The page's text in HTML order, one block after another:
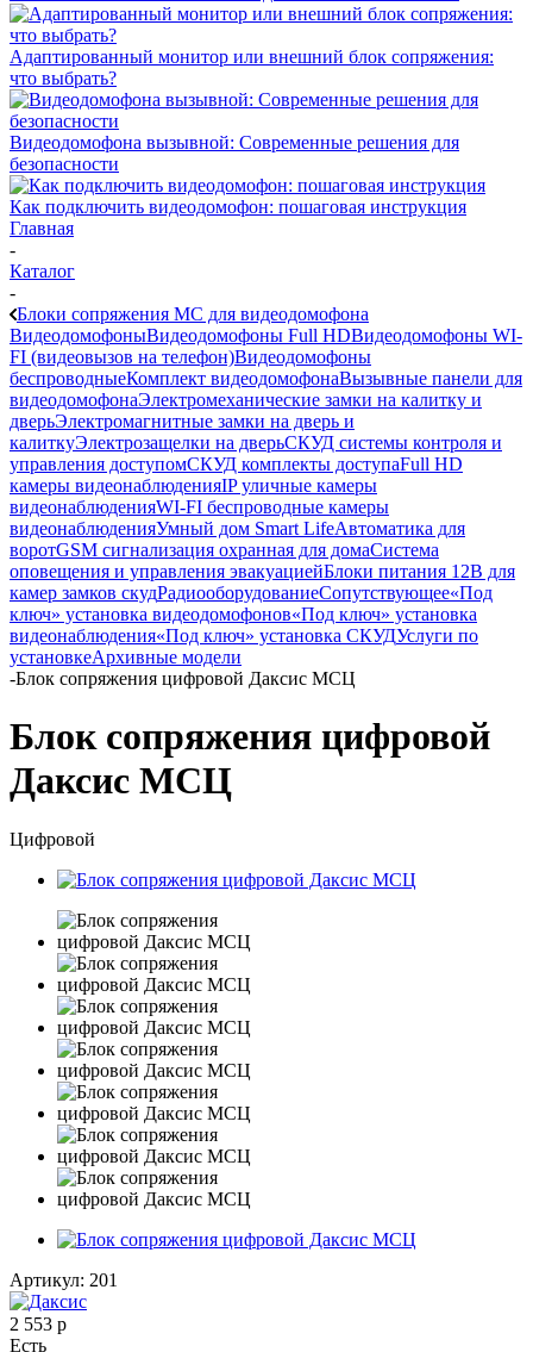
Адаптированный монитор или внешний блок сопряжения:
что выбрать?
Видеодомофона вызывной: Современные решения для
безопасности
Как подключить видеодомофон: пошаговая инструкция
Главная
-
Каталог
-
Блоки сопряжения МС для видеодомофона
ВидеодомофоныВидеодомофоны Full HDВидеодомофоны WI-
FI (видеовызов на телефон)Видеодомофоны
беспроводныеКомплект видеодомофонаВызывные панели для
видеодомофонаЭлектромеханические замки на калитку и
дверьЭлектромагнитные замки на дверь и
калиткуЭлектрозащелки на дверьСКУД системы контроля и
управления доступомСКУД комплекты доступаFull HD
камеры видеонаблюденияIP уличные камеры
видеонаблюденияWI-FI беспроводные камеры
видеонаблюденияУмный дом Smart LifeАвтоматика для
воротGSM сигнализация охранная для домаCистема
оповещения и управления эвакуациейБлоки питания 12В для
камер замков скудРадиооборудованиеСопутствующее«Под
ключ» установка видеодомофонов«Под ключ» установка
видеонаблюдения«Под ключ» установка СКУДУслуги по
установкеАрхивные модели
-Блок сопряжения цифровой Даксис МСЦ
Блок сопряжения цифровой
Даксис МСЦ
Цифровой
Артикул: 201
2 553 р
Есть